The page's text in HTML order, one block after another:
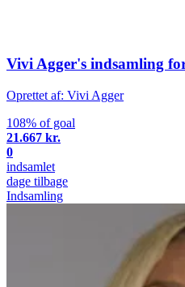
Vivi Agger's indsamling
Oprettet af: Vivi Agger
108% of goal
21.667 kr.
0
indsamlet
dage tilbage
Indsamling